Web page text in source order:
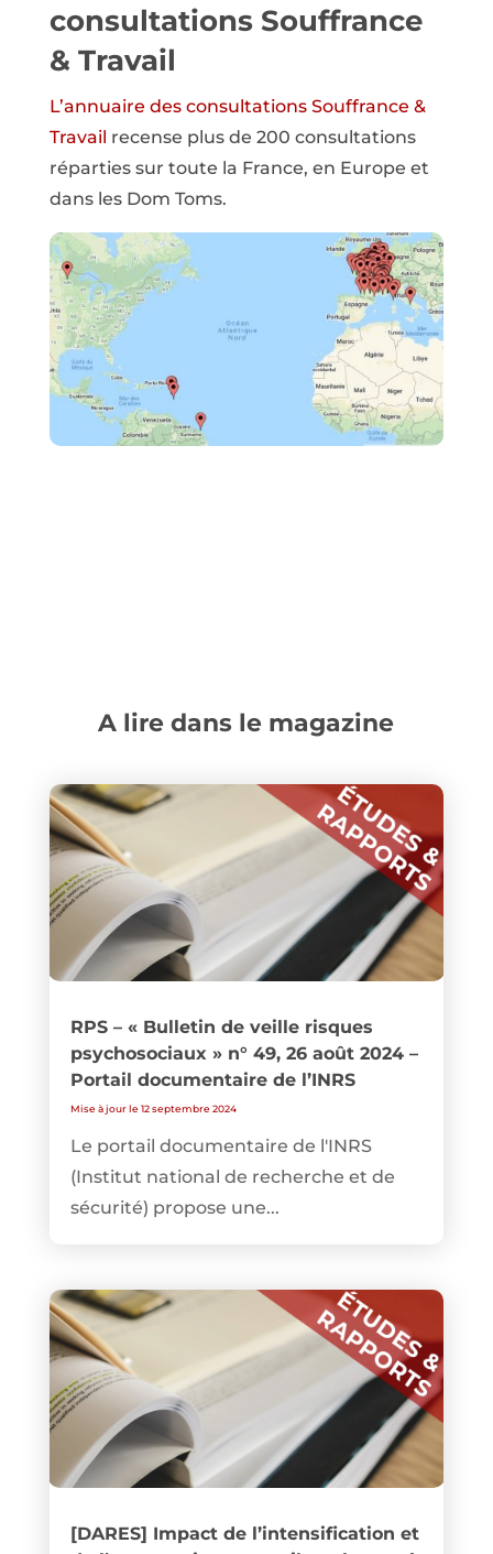
consultations Souffrance
& Travail
L’annuaire des consultations Souffrance &
Travail recense plus de 200 consultations
réparties sur toute la France, en Europe et
dans les Dom Toms.
A lire dans le magazine
RPS – « Bulletin de veille risques
psychosociaux » n° 49, 26 août 2024 –
Portail documentaire de l’INRS
Mise à jour le 12 septembre 2024
Le portail documentaire de l'INRS
(Institut national de recherche et de
sécurité) propose une...
[DARES] Impact de l’intensification et